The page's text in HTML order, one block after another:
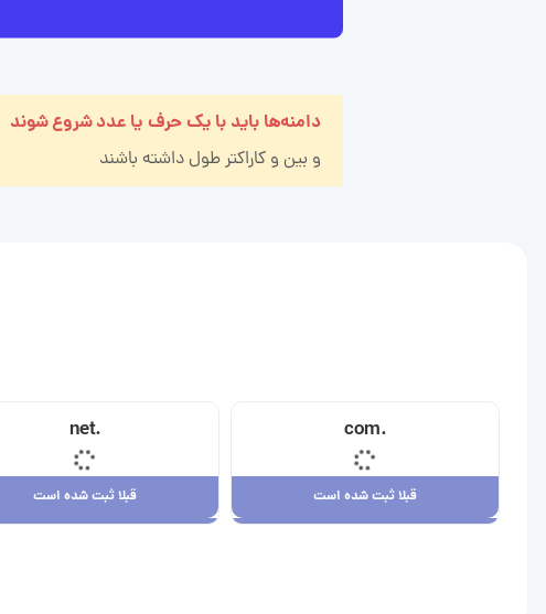
دامنه‌ها باید با یک حرف یا عدد شروع شوند
و بین وکاراکتر طول داشته باشند
.com
قبلا ثبت شده است
.net
قبلا ثبت شده است